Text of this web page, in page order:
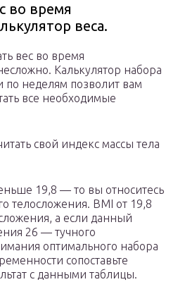
во время
веса.
вес во время
Калькулятор набора
по неделям позволит вам
все необходимые
свой индекс массы тела
19,8 — то вы относитесь
телосложения. BMI от 19,8
а если данный
26 — тучного
оптимального набора
сопоставьте
с данными таблицы.